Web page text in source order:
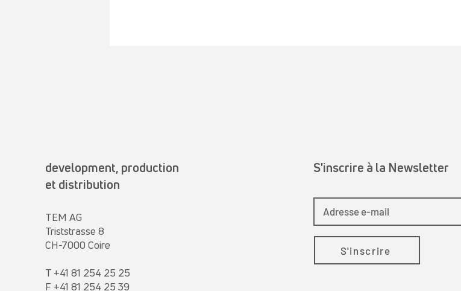
development, production
et distribution
TEM AG
Triststrasse 8
CH-7000 Coire
T +41 81 254 25 25
F +41 81 254 25 39
S'inscrire à la Newsletter
S'inscrire